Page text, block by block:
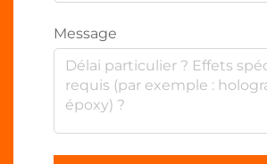
Message